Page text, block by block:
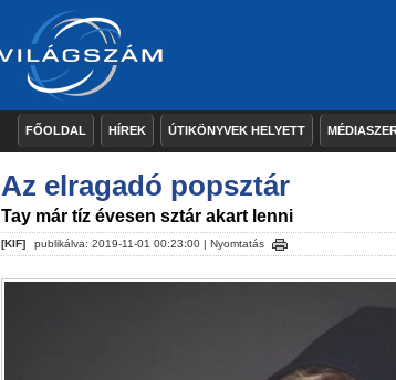
FŐOLDAL HÍREK ÚTIKÖNYVEK HELYETT
Az elragadó popsztár
Tay már tíz évesen sztár akart lenni
[KIF] publikálva: 2019-11-01 00:23:00 | Nyomtatás